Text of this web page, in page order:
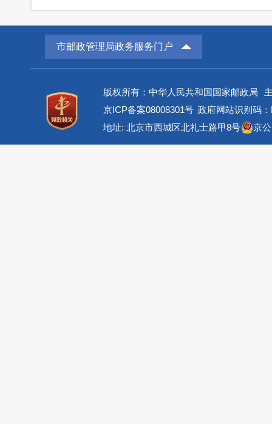
市邮政管理局政务服务门户
版权所有：中华人民共和国国家邮政局
京ICP备案08008301号 政府网站识别码
地址: 北京市西城区北礼士路甲8号
京